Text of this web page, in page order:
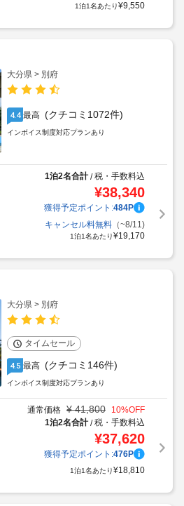
1泊1名あたり¥9,550
大分県 > 別府
4.4 最高 (クチコミ1072件)
インボイス制度対応プランあり
1泊2名合計/税・手数料込
¥38,340
獲得予定ポイント:484P
キャンセル料無料（~8/11)
1泊1名あたり¥19,170
大分県 > 別府
タイムセール
4.5 最高 (クチコミ146件)
インボイス制度対応プランあり
通常価格 ¥ 41,800 10%OFF
1泊2名合計/税・手数料込
¥37,620
獲得予定ポイント:476P
1泊1名あたり¥18,810